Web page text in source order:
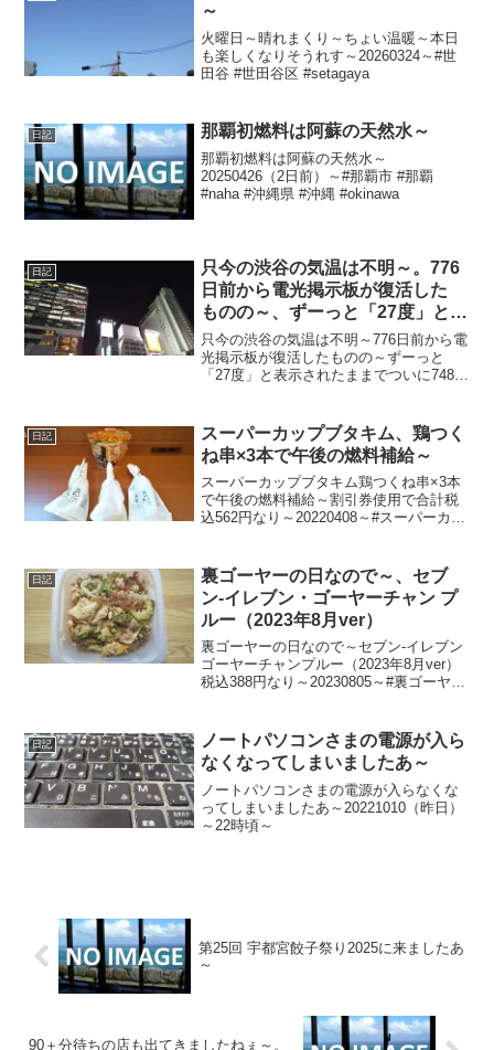
～
火曜日～晴れまくり～ちょい温暖～本日
も楽しくなりそうれす～20260324～#世
田谷 #世田谷区 #setagaya
日記 那覇初燃料は阿蘇の天然水～
那覇初燃料は阿蘇の天然水～
20250426（2日前）～#那覇市 #那覇
#naha #沖縄県 #沖縄 #okinawa
日記
只今の渋谷の気温は不明～。776
日前から電光掲示板が復活した
ものの～、ずーっと「27度」と表
示されたままで、ついに748日前
か ら電源オフ状態に～
只今の渋谷の気温は不明～776日前から電
光掲示板が復活したものの～ずーっと
「27度」と表示されたままでついに748日
#shibuya #気温
日記
スーパーカップブタキム、鶏つく
ね串×3本で午後の燃料補給～
スーパーカップブタキム鶏つくね串×3本
で午後の燃料補給～割引券使用で合計税
込562円なり～20220408～#スーパーカッ
日記
裏ゴーヤーの日なので～、セブ
ン-イレブン・ゴーヤーチャン プ
ルー（2023年8月ver）
裏ゴーヤーの日なので～セブン-イレブン
ゴーヤーチャンプルー（2023年8月ver）
税込388円なり～20230805～#裏ゴーヤー
ブン
日記
ノートパソコンさまの電源が入ら
なくなってしまいましたあ～
ノートパソコンさまの電源が入らなくな
ってしまいましたあ～20221010（昨日）
～22時頃～
第25回 宇都宮餃子祭り2025に来ましたあ
～
90＋分待ちの店も出てきましたねぇ～。